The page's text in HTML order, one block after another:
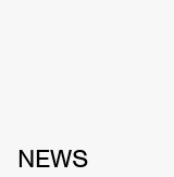
NEWS